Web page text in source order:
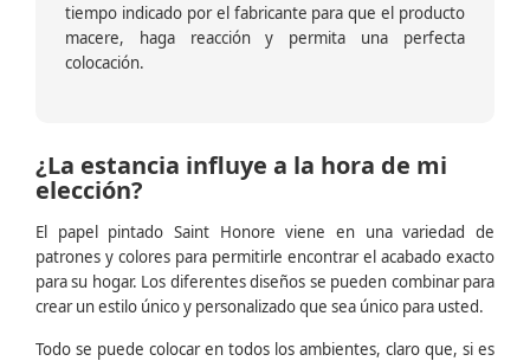
tiempo indicado por el fabricante para que el producto
macere, haga reacción y permita una perfecta
colocación.
¿La estancia influye a la hora de mi
elección?
El papel pintado Saint Honore viene en una variedad de
patrones y colores para permitirle encontrar el acabado exacto
para su hogar. Los diferentes diseños se pueden combinar para
crear un estilo único y personalizado que sea único para usted.
Todo se puede colocar en todos los ambientes, claro que, si es